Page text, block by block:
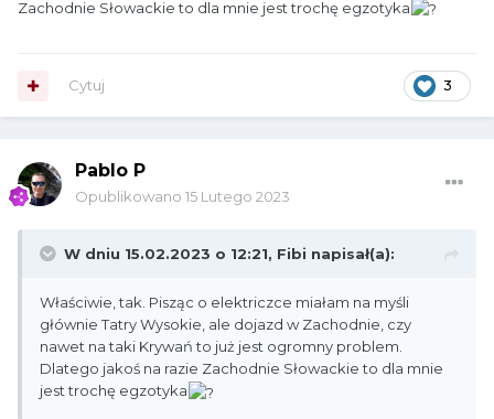
Zachodnie Słowackie to dla mnie jest trochę egzotyka
3
Cytuj
Pablo P
Opublikowano 15 Lutego 2023
W dniu 15.02.2023 o 12:21, Fibi napisał(a):
Właściwie, tak. Pisząc o elektriczce miałam na myśli
głównie Tatry Wysokie, ale dojazd w Zachodnie, czy
nawet na taki Krywań to już jest ogromny problem.
Dlatego jakoś na razie Zachodnie Słowackie to dla mnie
jest trochę egzotyka